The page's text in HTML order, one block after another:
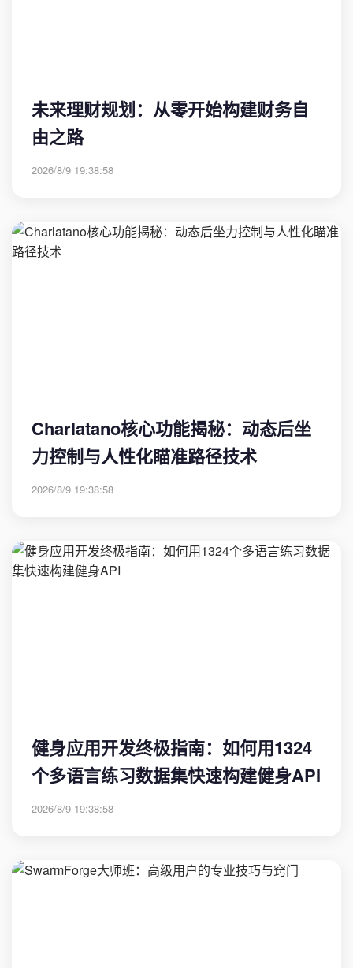
未来理财规划：从零开始构建财务自
由之路
2026/8/9 19:38:58
Charlatano核心功能揭秘：动态后坐
力控制与人性化瞄准路径技术
2026/8/9 19:38:58
健身应用开发终极指南：如何用1324
个多语言练习数据集快速构建健身API
2026/8/9 19:38:58